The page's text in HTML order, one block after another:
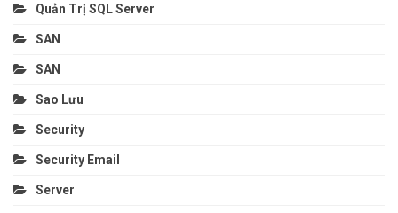
Quản Trị SQL Server
SAN
SAN
Sao Lưu
Security
Security Email
Server